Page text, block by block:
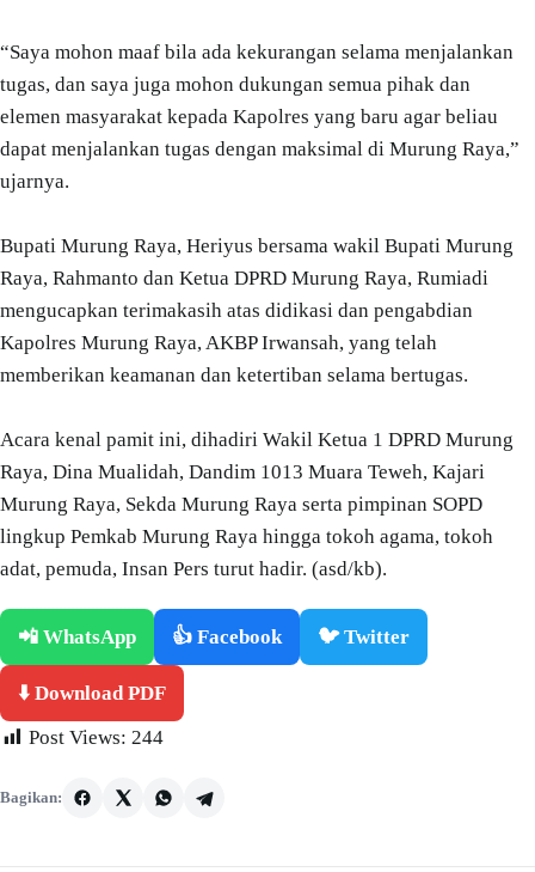
“Saya mohon maaf bila ada kekurangan selama menjalankan
tugas, dan saya juga mohon dukungan semua pihak dan
elemen masyarakat kepada Kapolres yang baru agar beliau
dapat menjalankan tugas dengan maksimal di Murung Raya,”
ujarnya.
Bupati Murung Raya, Heriyus bersama wakil Bupati Murung
Raya, Rahmanto dan Ketua DPRD Murung Raya, Rumiadi
mengucapkan terimakasih atas didikasi dan pengabdian
Kapolres Murung Raya, AKBP Irwansah, yang telah
memberikan keamanan dan ketertiban selama bertugas.
Acara kenal pamit ini, dihadiri Wakil Ketua 1 DPRD Murung
Raya, Dina Mualidah, Dandim 1013 Muara Teweh, Kajari
Murung Raya, Sekda Murung Raya serta pimpinan SOPD
lingkup Pemkab Murung Raya hingga tokoh agama, tokoh
adat, pemuda, Insan Pers turut hadir. (asd/kb).
📲 WhatsApp 👍 Facebook 🐦 Twitter
⬇️ Download PDF
Post Views: 244
Bagikan: